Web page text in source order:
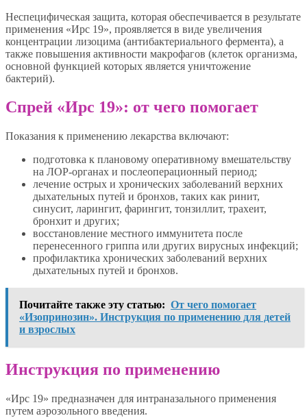
Неспецифическая защита, которая обеспечивается в результате
применения «Ирс 19», проявляется в виде увеличения
концентрации лизоцима (антибактериального фермента), а
также повышения активности макрофагов (клеток организма,
основной функцией которых является уничтожение
бактерий).
Спрей «Ирс 19»: от чего помогает
Показания к применению лекарства включают:
подготовка к плановому оперативному вмешательству
на ЛОР-органах и послеоперационный период;
лечение острых и хронических заболеваний верхних
дыхательных путей и бронхов, таких как ринит,
синусит, ларингит, фарингит, тонзиллит, трахеит,
бронхит и других;
восстановление местного иммунитета после
перенесенного гриппа или других вирусных инфекций;
профилактика хронических заболеваний верхних
дыхательных путей и бронхов.
Почитайте также эту статью: От чего помогает
«Изопринозин». Инструкция по применению для детей
и взрослых
Инструкция по применению
«Ирс 19» предназначен для интраназального применения
путем аэрозольного введения.